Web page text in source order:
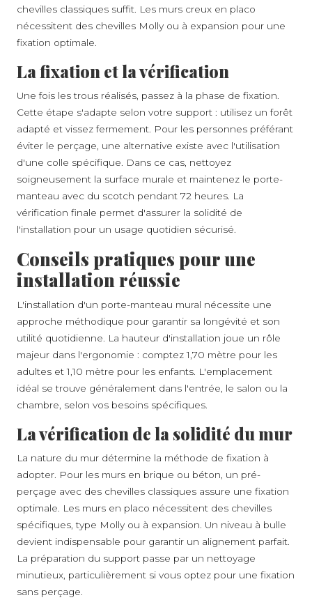
chevilles classiques suffit. Les murs creux en placo
nécessitent des chevilles Molly ou à expansion pour une
fixation optimale.
La fixation et la vérification
Une fois les trous réalisés, passez à la phase de fixation.
Cette étape s'adapte selon votre support : utilisez un forêt
adapté et vissez fermement. Pour les personnes préférant
éviter le perçage, une alternative existe avec l'utilisation
d'une colle spécifique. Dans ce cas, nettoyez
soigneusement la surface murale et maintenez le porte-
manteau avec du scotch pendant 72 heures. La
vérification finale permet d'assurer la solidité de
l'installation pour un usage quotidien sécurisé.
Conseils pratiques pour une
installation réussie
L'installation d'un porte-manteau mural nécessite une
approche méthodique pour garantir sa longévité et son
utilité quotidienne. La hauteur d'installation joue un rôle
majeur dans l'ergonomie : comptez 1,70 mètre pour les
adultes et 1,10 mètre pour les enfants. L'emplacement
idéal se trouve généralement dans l'entrée, le salon ou la
chambre, selon vos besoins spécifiques.
La vérification de la solidité du mur
La nature du mur détermine la méthode de fixation à
adopter. Pour les murs en brique ou béton, un pré-
perçage avec des chevilles classiques assure une fixation
optimale. Les murs en placo nécessitent des chevilles
spécifiques, type Molly ou à expansion. Un niveau à bulle
devient indispensable pour garantir un alignement parfait.
La préparation du support passe par un nettoyage
minutieux, particulièrement si vous optez pour une fixation
sans perçage.